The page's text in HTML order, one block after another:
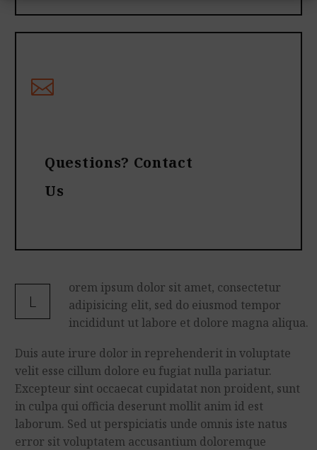
Questions? Contact
Us
L
orem ipsum dolor sit amet, consectetur
adipisicing elit, sed do eiusmod tempor
incididunt ut labore et dolore magna aliqua.
Duis aute irure dolor in reprehenderit in voluptate
velit esse cillum dolore eu fugiat nulla pariatur.
Excepteur sint occaecat cupidatat non proident, sunt
in culpa qui officia deserunt mollit anim id est
laborum. Sed ut perspiciatis unde omnis iste natus
error sit voluptatem accusantium doloremque